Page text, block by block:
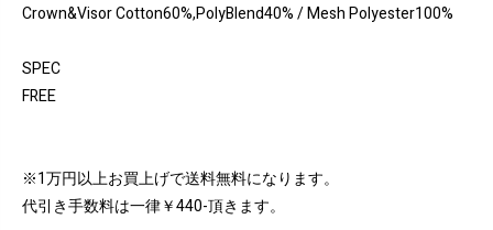
Crown&Visor Cotton60%,PolyBlend40% / Mesh Polyester100%
SPEC
FREE
※1万円以上お買上げで送料無料になります。
代引き手数料は一律￥440-頂きます。